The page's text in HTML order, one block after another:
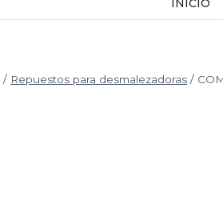
INICIO
/ Repuestos para desmalezadoras /